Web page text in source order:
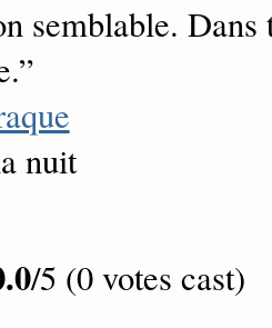
semblable.
”
nuit
/5 (0 votes cast)